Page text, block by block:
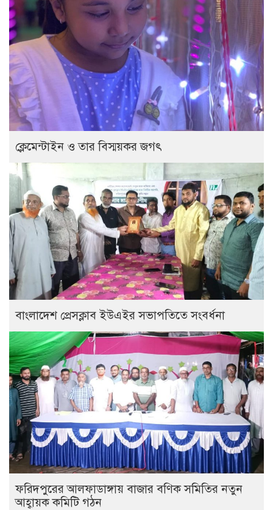
ক্লেমেন্টাইন ও তার বিস্ময়কর জগৎ
বাংলাদেশ প্রেসক্লাব ইউএইর সভাপতিতে সংবর্ধনা
ফরিদপুরের আলফাডাঙ্গায় বাজার বণিক সমিতির নতুন
আহ্বায়ক কমিটি গঠন